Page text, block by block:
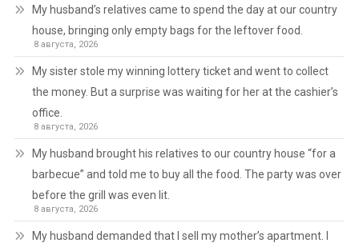
My husband’s relatives came to spend the day at our country
house, bringing only empty bags for the leftover food.
8 августа, 2026
My sister stole my winning lottery ticket and went to collect
the money. But a surprise was waiting for her at the cashier’s
office.
8 августа, 2026
My husband brought his relatives to our country house “for a
barbecue” and told me to buy all the food. The party was over
before the grill was even lit.
8 августа, 2026
My husband demanded that I sell my mother’s apartment. I